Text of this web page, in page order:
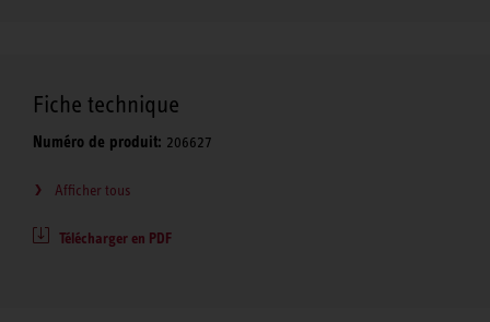
Fiche technique
Numéro de produit: 206627
Afficher tous
Télécharger en PDF